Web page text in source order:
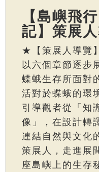
【島嶼飛
記】策展人
★【策展人導覽
以六個章節逐步
蝶蛾生存所面對
活對於蝶蛾的環
引導觀者從「知
像」，在設計轉
連結自然與文化
策展人，走進展
座島嶼上的生存